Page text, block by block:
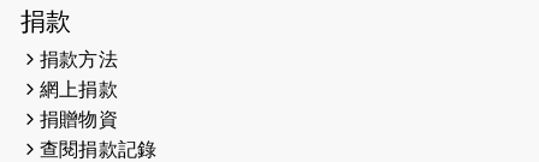
2026-04-30
2026-04-25
2026-04-24
捐款
捐款方法
網上捐款
捐贈物資
查閱捐款記錄